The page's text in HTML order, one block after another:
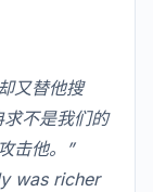
又替他搜
不是我们的
击他。”
was richer